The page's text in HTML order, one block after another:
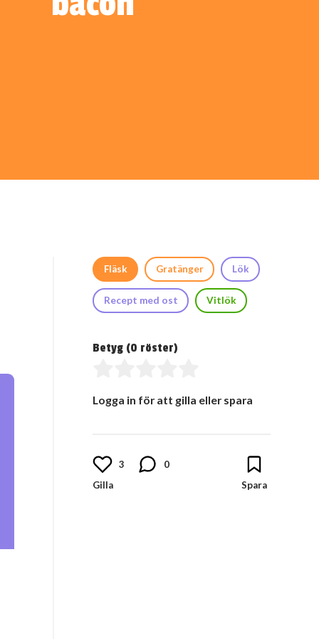
Fläsk Gratänger Lök
Recept med ost Vitlök
Betyg (0 röster)
Logga in för att gilla eller spara
3 0